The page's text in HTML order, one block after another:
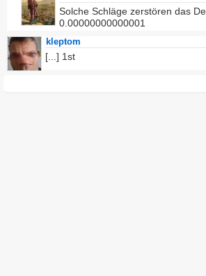
Solche Schläge zerstören das
0.00000000000001
kleptom
[...] 1st